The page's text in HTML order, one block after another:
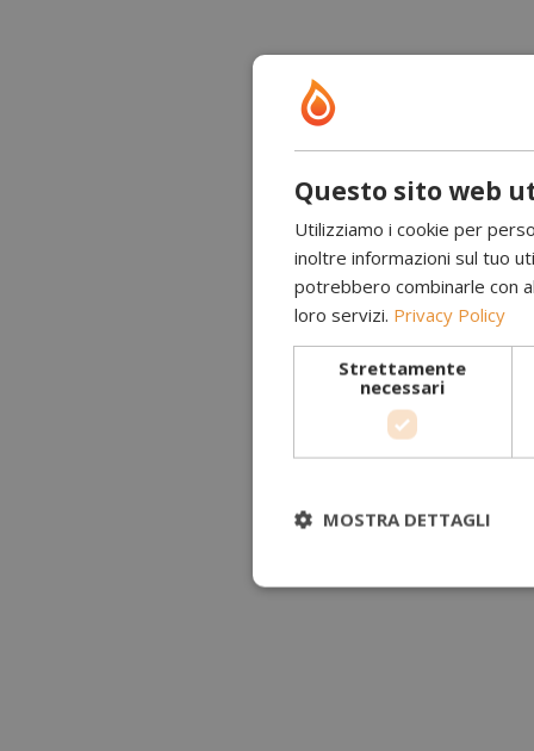
Questo sito web
Utilizziamo i cookie per
inoltre informazioni sul tuo
potrebbero combinarle con
loro servizi. Privacy Policy
Strettamente
necessari
MOSTRA DETTAGLI